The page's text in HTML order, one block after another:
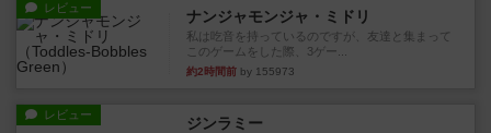
レビュー ナンジャモンジャ・ミドリ
私は吃音を持っているのですが、友達と集まって
このゲームをした際、3ゲー...
約2時間前 by 155973
レビュー ジンラミー